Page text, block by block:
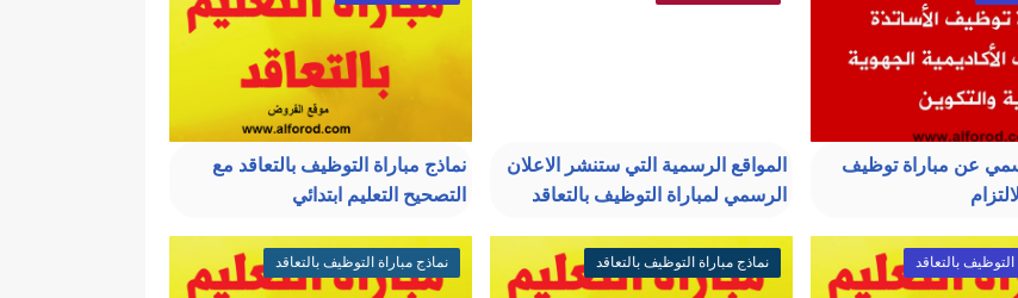
عن مباراة توظيف
المواقع الرسمية التي ستنشر الاعلان
الرسمي لمباراة التوظيف بالتعاقد
نماذج مباراة التوظيف بالتعاقد مع
التصحيح التعليم ابتدائي
التوظيف بالتعاقد نماذج مباراة التوظيف بالتعاقد نماذج مباراة التوظيف بالتعاقد